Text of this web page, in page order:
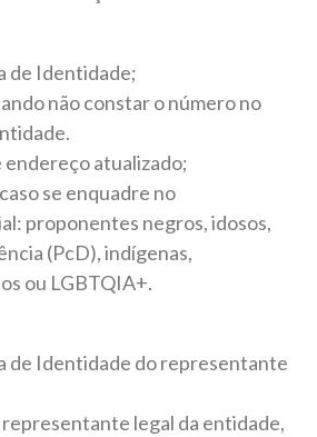
de Identidade;
não constar o número no
endereço atualizado;
se enquadre no
proponentes negros, idosos,
(PcD), indígenas,
ou LGBTQIA+.
de Identidade do representante
representante legal da entidade,